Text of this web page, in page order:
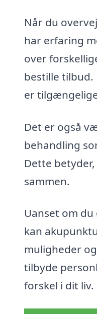
Når du
har erfaring
over
bestille tilbud.
er
Det er også
behandling
Dette
sammen.
Uanset om
kan
muligheder
tilbyde
forskel i dit liv.